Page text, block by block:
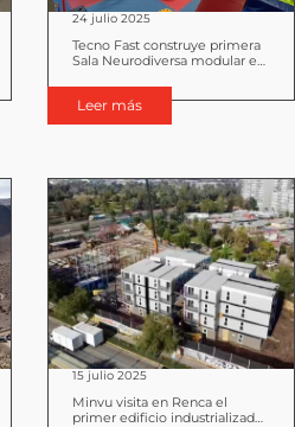
24 julio 2025
Tecno Fast construye primera
Sala Neurodiversa modular en
Leer más
15 julio 2025
Minvu visita en Renca el
primer edificio industrializado